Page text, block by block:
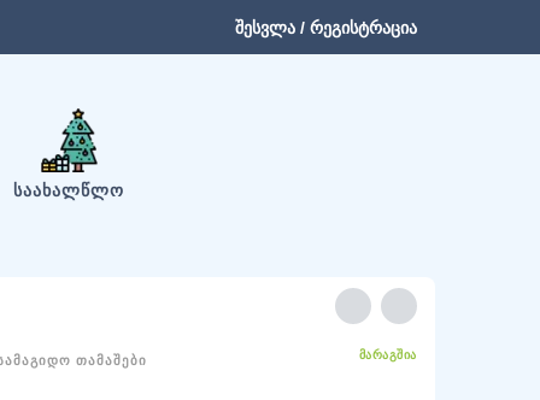
შესვლა / რეგისტრაცია
ᲡᲐᲐᲮᲐᲚᲬᲚᲝ
ᲗᲐᲛᲐᲨᲔᲑᲘ ᲛᲐᲠᲐᲒᲨᲘᲐ